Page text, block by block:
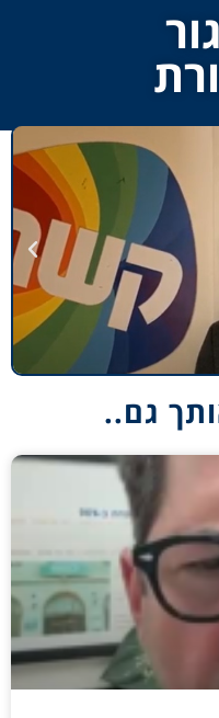
גם..